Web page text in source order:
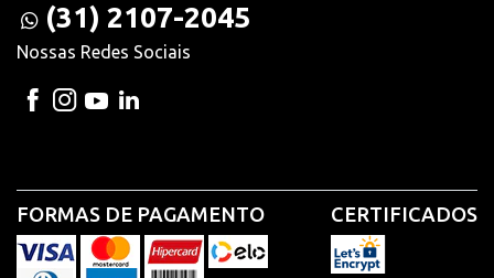
(31) 2107-2045
Nossas Redes Sociais
FORMAS DE PAGAMENTO CERTIFICADOS